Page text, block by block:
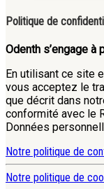
Politique de
Odenth s’engage
En utilisant ce site
vous acceptez le
que décrit dans
conformité avec le
Données
Notre politique de
Notre politique de